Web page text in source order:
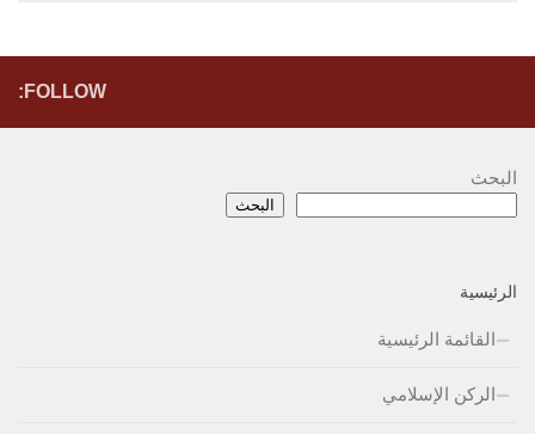
FOLLOW:
البحث
البحث
الرئيسية
القائمة الرئيسية
الركن الإسلامي